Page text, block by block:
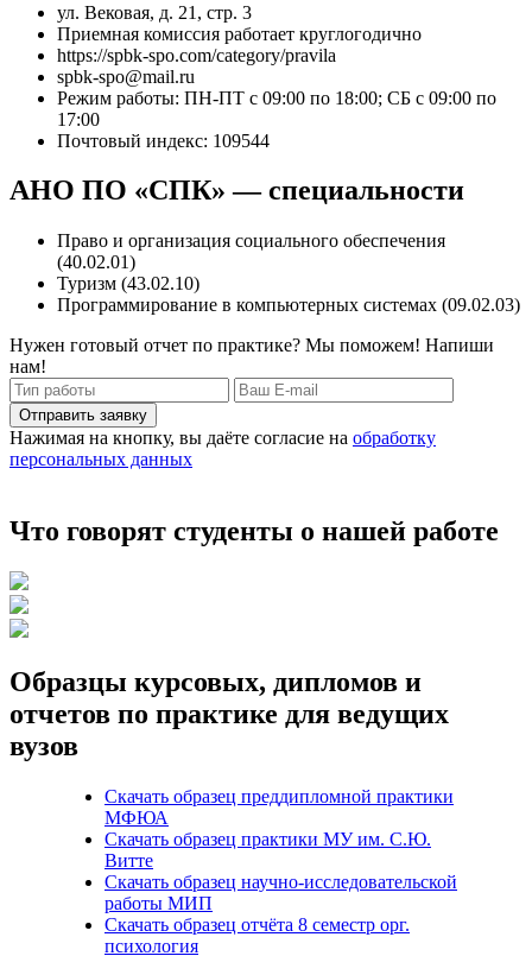
ул. Вековая, д. 21, стр. 3
Приемная комиссия работает круглогодично
https://spbk-spo.com/category/pravila
spbk-spo@mail.ru
Режим работы: ПН-ПТ с 09:00 по 18:00; СБ с 09:00 по
17:00
Почтовый индекс: 109544
АНО ПО «СПК» — специальности
Право и организация социального обеспечения
(40.02.01)
Туризм (43.02.10)
Программирование в компьютерных системах (09.02.03)
Нужен готовый отчет по практике? Мы поможем! Напиши
нам!
Отправить заявку
Нажимая на кнопку, вы даёте согласие на обработку
персональных данных
Что говорят студенты о нашей работе
Образцы курсовых, дипломов и
отчетов по практике для ведущих
вузов
Скачать образец преддипломной практики
МФЮА
Скачать образец практики МУ им. С.Ю.
Витте
Скачать образец научно-исследовательской
работы МИП
Скачать образец отчёта 8 семестр орг.
психология